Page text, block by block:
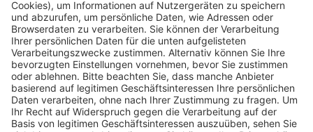
Pässe und Vereinswechsel
Trainerausbildung
Schulungsangebot Vereinsmitarbeiter
BFV-Geschäftsstellen
Trainerbörse
Login SpielPlus